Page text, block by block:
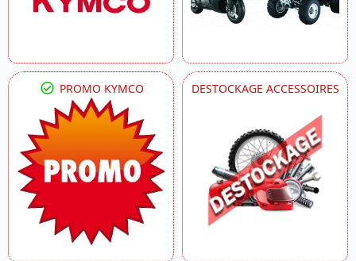
PROMO KYMCO DESTOCKAGE ACCESSOIRES